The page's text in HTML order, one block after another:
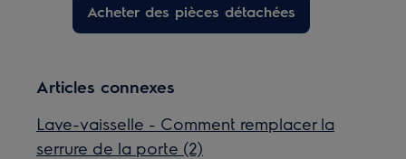
Acheter des pièces détachées
Articles connexes
Lave-vaisselle - Comment remplacer la
serrure de la porte (2)